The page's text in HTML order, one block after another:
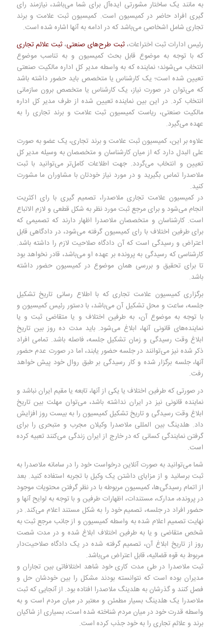
به مانند یک ساختار مشورتی ایده‌آل برای شما می‌باشد، نیازمند رای
گیری افراد حاضر در کمیسیون است. کمیسیون ثبت علامت و برند
تجاری شامل اشخاصی می‌باشد که در ادامه به آنها اشاره شده است.
رئیس ادارات ثبت اختراعات،ثبت طرح‌های صنعتی، ثبت علائم تجاری
که با توجه به موضوع قابل بحث کمیسیون و به تناسب موضوع
انتخاب می‌شوند؛ نماینده که به واسطه مدیر کل اداره مالکیت صنعتی
تعیین شده است؛ یک کارشناس یا متخصص باید حضور داشته باشد
که می‌توان در صورت نیاز، یک کارشناس یا متخصص برون سازمانی
انتخاب کرد. در این بین نماینده تعیین شده از طرف مدیر کل اداره
مالکیت صنعتی، ریاست کمیسیون ثبت علامت و برند تجاری را به
عهده می‌گیرد.
علاوه بر این، کمیسیون ثبت علامت و برند تجاری، یک عضو به صورت
علی البدل دارد که از میان کارشناسان و متخصصان به وسیله مدیر کل
تعیین و انتخاب می‌گردد. جهت اطلاعات کامل‌تر می‌توانید با ثبت
ملاصدرا تماس بگیرید و در مورد نیاز خودتان با مشاوران ما مشورت
کنید.
در کمیسیون علامت تجاری ملاصدرا، تصمیم گیری با رای اکثریت
انجام می‌شود و برای مرجع ثبت مورد نظر به شکل قطعی و لازم الاتباع
است. کارشناسان و متخصصان ملاصدرا اظهار دارند که تصمیمی که
برای طرفین اختلاف با رای کمیسیون گرفته می‌شود، در دادگاهی قابل
اعتراض و رسیدگی است که آن دادگاه صلاحیت لازم را داشته باشد.
کارشناسی که رسیدگی به پرونده بر عهده او می‌باشد، قادر نخواهد بود
تا برای تحقیق و بررسی همان موضوع در کمیسیون حضور داشته
باشد.
برگزاری کمیسیون علامت تجاری که با اطلاع رسانی تاریخ تشکیل
جلسه، ساعت و محل تشکیل آن می‌باشد، با دستور رئیس کمیسیون و
با توجه به موضوع آن، به طرفین اختلاف و یا متقاضی ثبت و یا
نماینده‌های قانونی آنها، ابلاغ می‌شود. باید مدت ده روز بین تاریخ
ابلاغ وقت رسیدگی و زمان تشکیل جلسه، فاصله باشد. تمامی افراد
ذکر شده نیز می‌توانند در جلسه حضور یابند، اما در صورت عدم حضور
آنها، جلسه برگزار شده و کار رسیدگی بر طبق روال خود پیش خواهد
رفت.
در صورتی که طرفین اختلاف یا یکی از آنها، تابعه یا مقیم ایران نباشد و
نماینده قانونی نیز در ایران نداشته باشد، می‌توان مهلت بین تاریخ
ابلاغ وقت رسیدگی و تاریخ تشکیل کمیسیون را به بیست روز افزایش
داد. هلدینگ بین المللی ملاصدرا وکیلان مجرب و متبحری را برای
گرفتن نمایندگی کسانی که در خارج از ایران زندگی می‌کنند تعبیه کرده
است.
شما می‌توانید به صورت آنلاین درخواست خود را در سامانه ملاصدرا به
ثبت برسانید و از مزایای داشتن یک وکیل با تجربه استفاده کنید. بعد
از اتمام رسیدگی‌ها، کمیسیون مربوطه با در نظر گرفتن محتویات موجود
در پرونده، مدارک، مستندات، اظهارات طرفین و با توجه به لوایح آنها و
حضور افراد در جلسه، تصمیم خود را به شکل مستند اعلام می‌کند. در
نهایت تصمیم اعلام شده به واسطه کمیسیون و از جانب مرجع ثبت به
شخص متقاضی و یا به طرفین اختلاف ابلاغ شده و در مدت شصت
روز از تاریخ ابلاغ آن، تصمیم گرفته شده در یک دادگاه صلاحیت‌دار
مربوط به قوه قضائیه، قابل اعتراض می‌باشد.
ثبت ملاصدرا در طی مدت کاری خود شاهد اختلافاتی بین تجاران و
مدیران بوده است که نتوانسته بودند مشکل را بین خودشان حل و
فصل کنند و گذرشان به هلدینگ ملاصدرا افتاده بود. از آنجایی که ثبت
ملاصدرا یک هلدینگ بسیار مطمئن و معتبر در میان مردم است و به
واسطه قدرت خود در میان مردم شناخته شده است، بسیاری از شاکیان
برند و علائم تجاری را به خود جذب کرده است.